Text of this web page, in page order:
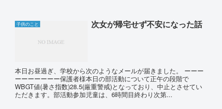
子供のこと 次女が帰宅せず不安になった話
本日お昼過ぎ、学校から次のようなメールが届きました。 ーーー
ーーーーーーー保護者様本日の部活動について正午の段階で
WBGT値(暑さ指数)28.5(厳重警戒)となっており、中止とさせてい
ただきます。部活動参加児童は、6時間目終わり次第...